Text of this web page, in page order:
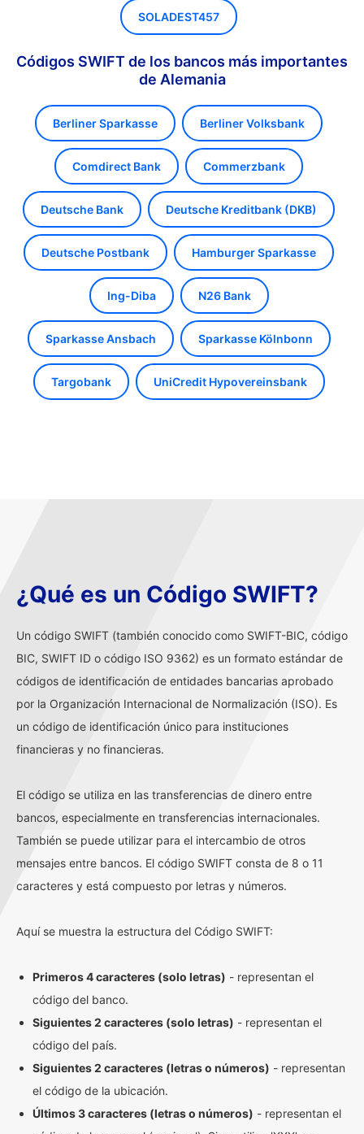
SOLADEST457
Códigos SWIFT de los bancos más importantes
de Alemania
Berliner Sparkasse Berliner Volksbank
Comdirect Bank Commerzbank
Deutsche Bank Deutsche Kreditbank (DKB)
Deutsche Postbank Hamburger Sparkasse
Ing-Diba N26 Bank
Sparkasse Ansbach Sparkasse Kölnbonn
Targobank UniCredit Hypovereinsbank
¿Qué es un Código SWIFT?
Un código SWIFT (también conocido como SWIFT-BIC, código
BIC, SWIFT ID o código ISO 9362) es un formato estándar de
códigos de identificación de entidades bancarias aprobado
por la Organización Internacional de Normalización (ISO). Es
un código de identificación único para instituciones
financieras y no financieras.
El código se utiliza en las transferencias de dinero entre
bancos, especialmente en transferencias internacionales.
También se puede utilizar para el intercambio de otros
mensajes entre bancos. El código SWIFT consta de 8 o 11
caracteres y está compuesto por letras y números.
Aquí se muestra la estructura del Código SWIFT:
Primeros 4 caracteres (solo letras) - representan el
código del banco.
Siguientes 2 caracteres (solo letras) - representan el
código del país.
Siguientes 2 caracteres (letras o números) - representan
el código de la ubicación.
Últimos 3 caracteres (letras o números) - representan el